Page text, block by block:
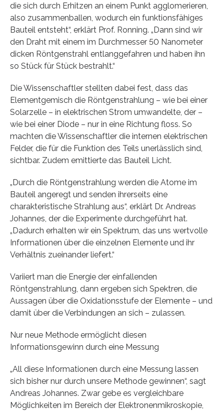
die sich durch Erhitzen an einem Punkt agglomerieren,
also zusammenballen, wodurch ein funktionsfähiges
Bauteil entsteht“, erklärt Prof. Ronning. „Dann sind wir
den Draht mit einem im Durchmesser 50 Nanometer
dicken Röntgenstrahl entlanggefahren und haben ihn
so Stück für Stück bestrahlt.“
Die Wissenschaftler stellten dabei fest, dass das
Elementgemisch die Röntgenstrahlung – wie bei einer
Solarzelle – in elektrischen Strom umwandelte, der –
wie bei einer Diode – nur in eine Richtung floss. So
machten die Wissenschaftler die internen elektrischen
Felder, die für die Funktion des Teils unerlässlich sind,
sichtbar. Zudem emittierte das Bauteil Licht.
„Durch die Röntgenstrahlung werden die Atome im
Bauteil angeregt und senden ihrerseits eine
charakteristische Strahlung aus“, erklärt Dr. Andreas
Johannes, der die Experimente durchgeführt hat.
„Dadurch erhalten wir ein Spektrum, das uns wertvolle
Informationen über die einzelnen Elemente und ihr
Verhältnis zueinander liefert.“
Variiert man die Energie der einfallenden
Röntgenstrahlung, dann ergeben sich Spektren, die
Aussagen über die Oxidationsstufe der Elemente – und
damit über die Verbindungen an sich – zulassen.
Nur neue Methode ermöglicht diesen
Informationsgewinn durch eine Messung
„All diese Informationen durch eine Messung lassen
sich bisher nur durch unsere Methode gewinnen“, sagt
Andreas Johannes. Zwar gebe es vergleichbare
Möglichkeiten im Bereich der Elektronenmikroskopie,